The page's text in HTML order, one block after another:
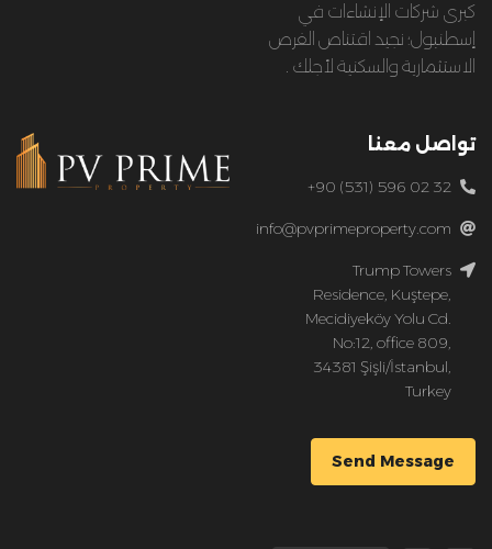
كبرى شركات الإنشاءات في
إسطنبول؛ نجيد اقتناص الفرص
الاستثمارية والسكنية لأجلك .
تواصل معنا
+90 (531) 596 02 32
info@pvprimeproperty.com
Trump Towers
Residence, Kuştepe,
Mecidiyeköy Yolu Cd.
No:12, office 809,
34381 Şişli/İstanbul,
Turkey
Send Message